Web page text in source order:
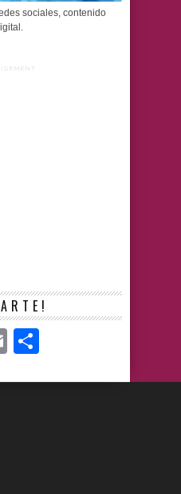
sociales, contenido
Email